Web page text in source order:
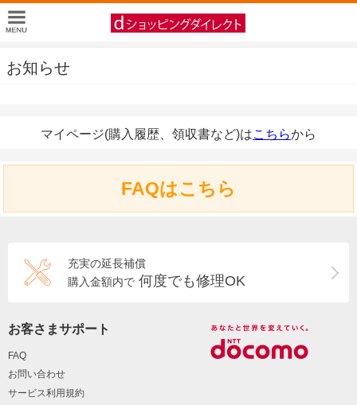
お知らせ
マイページ(購入履歴、領収書など)はこちらから
FAQはこちら
充実の延長補償
購入金額内で 何度でも修理OK
お客さまサポート
FAQ
お問い合わせ
サービス利用規約